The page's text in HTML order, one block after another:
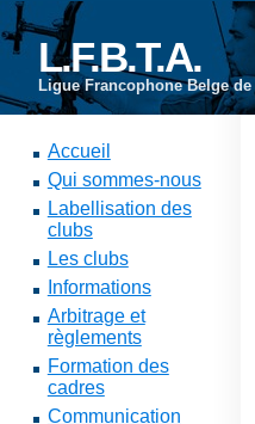
L.F.B.T.A.
Ligue Francophone Belge
Accueil
Qui sommes-nous
Labellisation des
clubs
Les clubs
Informations
Arbitrage et
règlements
Formation des
cadres
Communication